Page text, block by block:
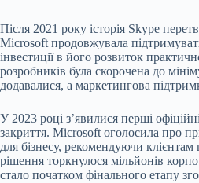
Після 2021 року історія Skype
Microsoft продовжувала
інвестиції в його розвиток
розробників була скорочена до
додавалися, а маркетингова
У 2023 році з’явилися перші
закриття. Microsoft оголосила про
для бізнесу, рекомендуючи
рішення торкнулося мільйонів
стало початком фінального етапу